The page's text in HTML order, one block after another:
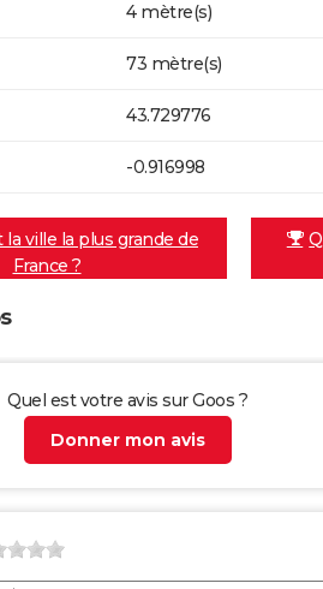
4 mètre(s)
73 mètre(s)
43.729776
-0.916998
la ville la plus grande de
France ?
Quel est votre avis sur Goos ?
Donner mon avis